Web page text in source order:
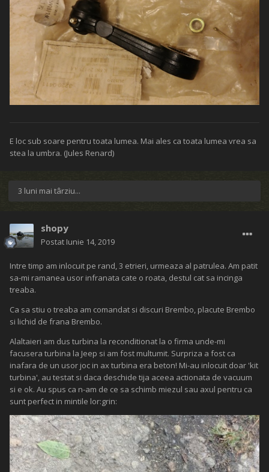
E loc sub soare pentru toata lumea. Mai ales ca toata lumea vrea sa
stea la umbra. (Jules Renard)
3 luni mai târziu...
shopy
Postat Iunie 14, 2019
Intre timp am inlocuit pe rand, 3 etrieri, urmeaza al patrulea. Am patit
sa-mi ramanea usor infranata cate o roata, destul cat sa incinga
treaba.
Ca sa stiu o treaba am comandat si discuri Brembo, placute Brembo
si lichid de frana Brembo.
Alaltaieri am dus turbina la reconditionat la o firma unde-mi
facusera turbina la Jeep si am fost multumit. Surpriza a fost ca
inafara de un usor joc in ax turbina era beton! Mi-au inlocuit doar 'kit
turbina', au testat si daca deschide tija aceea actionata de vacuum
si e ok. Au spus ca n-am de ce sa schimb miezul sau axul pentru ca
sunt perfect in mintile lor:grin: